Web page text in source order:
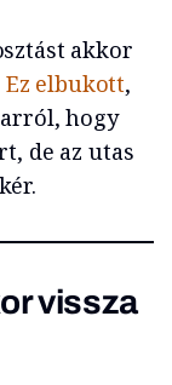
akkor
Ez elbukott,
hogy
de az utas
vissza